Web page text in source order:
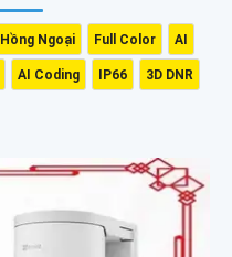
Hồng Ngoại Full Color AI
AI Coding IP66 3D DNR